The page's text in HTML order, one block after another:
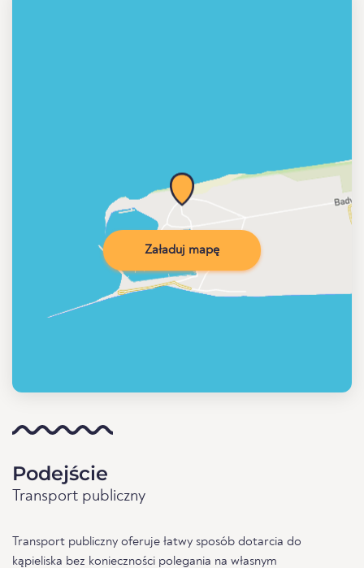
Załaduj mapę
Podejście
Transport publiczny
Transport publiczny oferuje łatwy sposób dotarcia do
kąpieliska bez konieczności polegania na własnym